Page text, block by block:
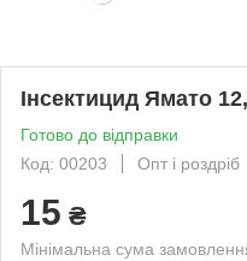
Інсектицид Ямато
Готово до відправки
Код: 00203
Опт і роздріб
15 ₴
Мінімальна сума